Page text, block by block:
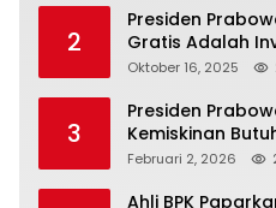
2
Presiden
Gratis Adalah
Depan Bangsa
Oktober 16, 2025
3
Presiden
Kemiskinan
Kepemimpinan
Februari 2, 2026
Ahli BPK